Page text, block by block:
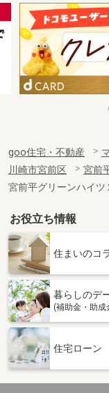
goo住宅・不動産
川崎市宮前区
宮前
宮前平グリーンハイツ
お役立ち情報
住まいのコ
暮らしのデ
(補助金・助成
住宅ローン